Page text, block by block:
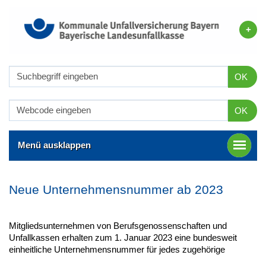
OK
OK
Menü ausklappen
Neue Unternehmensnummer ab 2023
Mitgliedsunternehmen von Berufsgenossenschaften und
Unfallkassen erhalten zum 1. Januar 2023 eine bundesweit
einheitliche Unternehmensnummer für jedes zugehörige